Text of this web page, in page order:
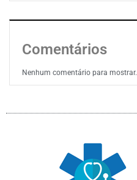
Comentários
Nenhum comentário para mostrar.